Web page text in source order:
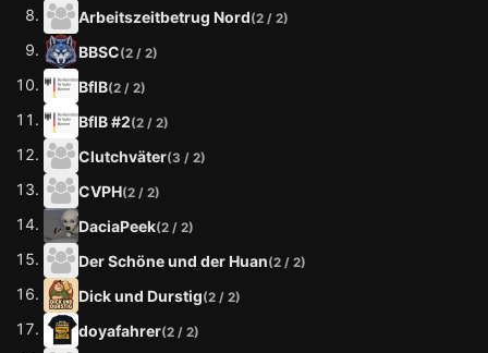
Arbeitszeitbetrug Nord(2 / 2)
BBSC(2 / 2)
BflB(2 / 2)
BflB #2(2 / 2)
Clutchväter(3 / 2)
CVPH(2 / 2)
DaciaPeek(2 / 2)
Der Schöne und der Huan(2 / 2)
Dick und Durstig(2 / 2)
doyafahrer(2 / 2)